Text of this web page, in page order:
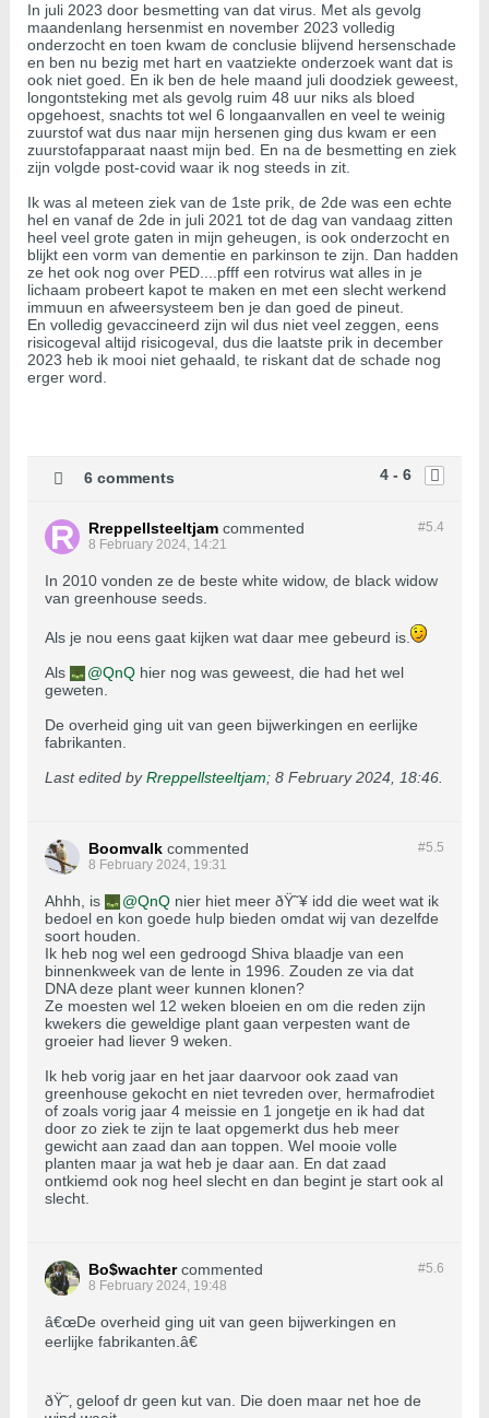
In juli 2023 door besmetting van dat virus. Met als gevolg
maandenlang hersenmist en november 2023 volledig
onderzocht en toen kwam de conclusie blijvend hersenschade
en ben nu bezig met hart en vaatziekte onderzoek want dat is
ook niet goed. En ik ben de hele maand juli doodziek geweest,
longontsteking met als gevolg ruim 48 uur niks als bloed
opgehoest, snachts tot wel 6 longaanvallen en veel te weinig
zuurstof wat dus naar mijn hersenen ging dus kwam er een
zuurstofapparaat naast mijn bed. En na de besmetting en ziek
zijn volgde post-covid waar ik nog steeds in zit.
Ik was al meteen ziek van de 1ste prik, de 2de was een echte
hel en vanaf de 2de in juli 2021 tot de dag van vandaag zitten
heel veel grote gaten in mijn geheugen, is ook onderzocht en
blijkt een vorm van dementie en parkinson te zijn. Dan hadden
ze het ook nog over PED....pfff een rotvirus wat alles in je
lichaam probeert kapot te maken en met een slecht werkend
immuun en afweersysteem ben je dan goed de pineut.
En volledig gevaccineerd zijn wil dus niet veel zeggen, eens
risicogeval altijd risicogeval, dus die laatste prik in december
2023 heb ik mooi niet gehaald, te riskant dat de schade nog
erger word.
4 - 6
6 comments
#5.4
Rreppellsteeltjam commented
8 February 2024, 14:21
In 2010 vonden ze de beste white widow, de black widow
van greenhouse seeds.
Als je nou eens gaat kijken wat daar mee gebeurd is.
Als
QnQ hier nog was geweest, die had het wel
geweten.
De overheid ging uit van geen bijwerkingen en eerlijke
fabrikanten.
Last edited byRreppellsteeltjam; 8 February 2024, 18:46
#5.5
Boomvalk commented
8 February 2024, 19:31
Ahhh, is QnQ nier hiet meer ðŸ˜¥ idd die weet wat ik
bedoel en kon goede hulp bieden omdat wij van dezelfde
soort houden.
Ik heb nog wel een gedroogd Shiva blaadje van een
binnenkweek van de lente in 1996. Zouden ze via dat
DNA deze plant weer kunnen klonen?
Ze moesten wel 12 weken bloeien en om die reden zijn
kwekers die geweldige plant gaan verpesten want de
groeier had liever 9 weken.
Ik heb vorig jaar en het jaar daarvoor ook zaad van
greenhouse gekocht en niet tevreden over, hermafrodiet
of zoals vorig jaar 4 meissie en 1 jongetje en ik had dat
door zo ziek te zijn te laat opgemerkt dus heb meer
gewicht aan zaad dan aan toppen. Wel mooie volle
planten maar ja wat heb je daar aan. En dat zaad
ontkiemd ook nog heel slecht en dan begint je start ook al
slecht.
#5.6
Bo$wachter commented
8 February 2024, 19:48
â€œDe overheid ging uit van geen bijwerkingen en
eerlijke fabrikanten.â€
ðŸ˜‚ geloof dr geen kut van. Die doen maar net hoe de